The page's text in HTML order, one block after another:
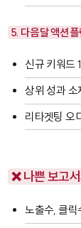
5. 다음 달 액션
신규 키워드
상위 성과
리타겟팅 오
❌ 나쁜 보고
노출수, 클릭